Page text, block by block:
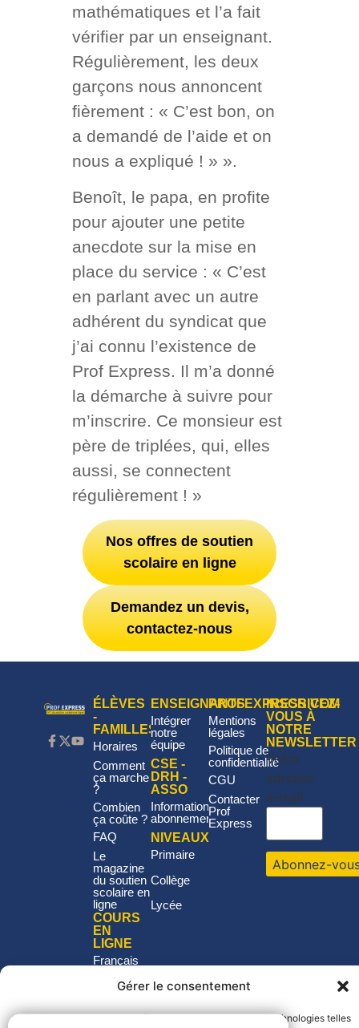
Gérer le consentement
Pour offrir les meilleures expériences, nous utilisons des technologies telles
mathématiques et l’a fait
vérifier par un enseignant.
Régulièrement, les deux
garçons nous annoncent
fièrement : « C’est bon, on
a demandé de l’aide et on
nous a expliqué ! » ».
Benoît, le papa, en profite
pour ajouter une petite
anecdote sur la mise en
place du service : « C’est
en parlant avec un autre
adhérent du syndicat que
j’ai connu l’existence de
Prof Express. Il m’a donné
la démarche à suivre pour
m’inscrire. Ce monsieur est
père de triplées, qui, elles
aussi, se connectent
régulièrement ! »
Nos offres de soutien
scolaire en ligne
Demandez un devis,
contactez-nous
ÉLÈVES
-
FAMILLES
Horaires
Comment
ça marche
?
Combien
ça coûte ?
FAQ
Le
magazine
du soutien
scolaire en
ligne
COURS
EN
LIGNE
Français
Mathématiques
Histoire-
ENSEIGNANTS
Intégrer
notre
équipe
CSE -
DRH -
ASSO
Informations
abonnement
NIVEAUX
Primaire
Collège
Lycée
PROFEXPRESS.COM
Mentions
légales
Politique de
confidentialité
CGU
Contacter
Prof
Express
INSCRIVEZ-
VOUS À
NOTRE
NEWSLETTER
Votre
adresse
e-mail